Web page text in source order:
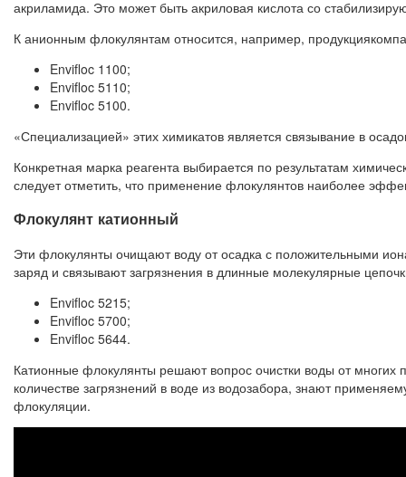
акриламида. Это может быть акриловая кислота со
К анионным флокулянтам относится, например,
Envifloc 1100;
Envifloc 5110;
Envifloc 5100.
«Специализацией» этих химикатов является связывание в
Конкретная марка реагента выбирается по результатам
следует отметить, что применение флокулянтов наиболее
Флокулянт катионный
Эти флокулянты очищают воду от осадка с положительными
заряд и связывают загрязнения в длинные молекулярные
Envifloc 5215;
Envifloc 5700;
Envifloc 5644.
Катионные флокулянты решают вопрос очистки воды от
количестве загрязнений в воде из водозабора, знают
флокуляции.